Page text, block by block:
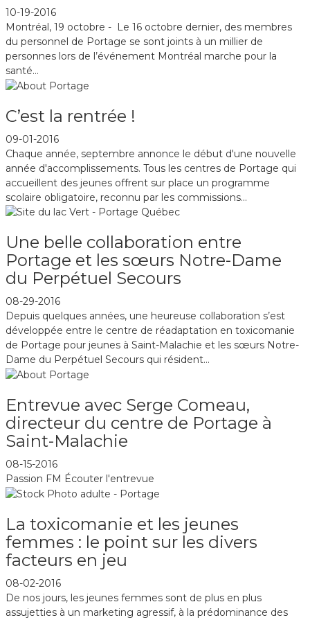
10-19-2016
Montréal, 19 octobre - Le 16 octobre dernier, des membres
du personnel de Portage se sont joints à un millier de
personnes lors de l’événement Montréal marche pour la
santé...
C’est la rentrée !
09-01-2016
Chaque année, septembre annonce le début d'une nouvelle
année d'accomplissements. Tous les centres de Portage qui
accueillent des jeunes offrent sur place un programme
scolaire obligatoire, reconnu par les commissions...
Une belle collaboration entre
Portage et les sœurs Notre-Dame
du Perpétuel Secours
08-29-2016
Depuis quelques années, une heureuse collaboration s’est
développée entre le centre de réadaptation en toxicomanie
de Portage pour jeunes à Saint-Malachie et les sœurs Notre-
Dame du Perpétuel Secours qui résident...
Entrevue avec Serge Comeau,
directeur du centre de Portage à
Saint-Malachie
08-15-2016
Passion FM Écouter l'entrevue
La toxicomanie et les jeunes
femmes : le point sur les divers
facteurs en jeu
08-02-2016
De nos jours, les jeunes femmes sont de plus en plus
assujetties à un marketing agressif, à la prédominance des